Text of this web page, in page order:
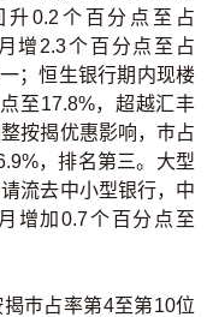
0.2个百分点至占
增2.3个百分点至占
；恒生银行期内现楼
至17.8%，超越汇丰
按揭优惠影响，巿占
，排名第三。大型
流去中小型银行，中
增加0.7个百分点至
巿占率第4至第10位